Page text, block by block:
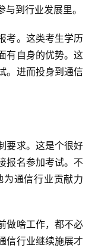
到行业发展里。
考。这类考生学历
有自身的优势。这
。进而投身到通信
要求。这是个很好
报名参加考试。不
通信行业贡献力
做啥工作，都不必
信行业继续施展才